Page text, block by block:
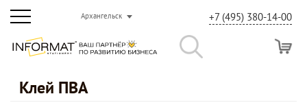
Архангельск +7 (495) 380-14-00
Клей ПВА